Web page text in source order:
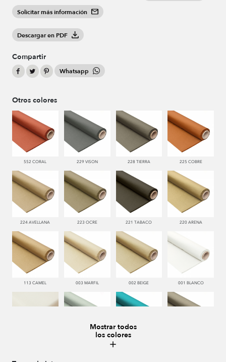
Solicitar más información
Descargar en PDF
Compartir
Whatsapp
Otros colores
552 CORAL 229 VISON 228 TIERRA 225 COBRE
224 AVELLANA 223 OCRE 221 TABACO 220 ARENA
113 CAMEL 003 MARFIL 002 BEIGE 001 BLANCO
Mostrar todos
los colores